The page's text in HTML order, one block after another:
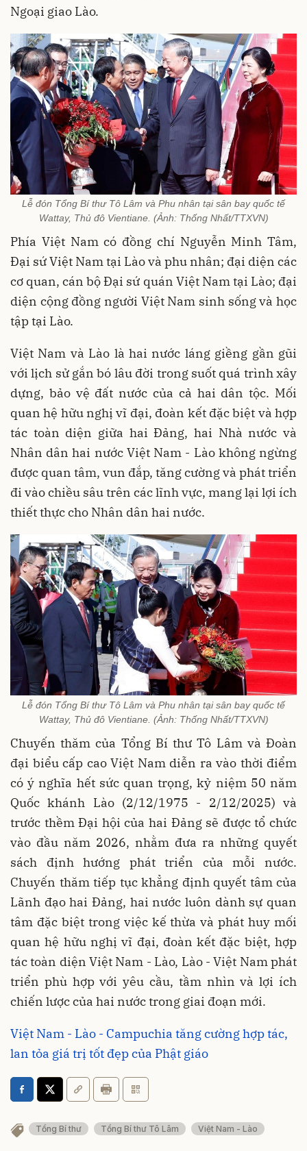
Ngoại giao Lào.
Lễ đón Tổng Bí thư Tô Lâm và Phu nhân tại sân bay quốc tế
Wattay, Thủ đô Vientiane. (Ảnh: Thống Nhất/TTXVN)
Phía Việt Nam có đồng chí Nguyễn Minh Tâm,
Đại sứ Việt Nam tại Lào và phu nhân; đại diện các
cơ quan, cán bộ Đại sứ quán Việt Nam tại Lào; đại
diện cộng đồng người Việt Nam sinh sống và học
tập tại Lào.
Việt Nam và Lào là hai nước láng giềng gần gũi
với lịch sử gắn bó lâu đời trong suốt quá trình xây
dựng, bảo vệ đất nước của cả hai dân tộc. Mối
quan hệ hữu nghị vĩ đại, đoàn kết đặc biệt và hợp
tác toàn diện giữa hai Đảng, hai Nhà nước và
Nhân dân hai nước Việt Nam - Lào không ngừng
được quan tâm, vun đắp, tăng cường và phát triển
đi vào chiều sâu trên các lĩnh vực, mang lại lợi ích
thiết thực cho Nhân dân hai nước.
Lễ đón Tổng Bí thư Tô Lâm và Phu nhân tại sân bay quốc tế
Wattay, Thủ đô Vientiane. (Ảnh: Thống Nhất/TTXVN)
Chuyến thăm của Tổng Bí thư Tô Lâm và Đoàn
đại biểu cấp cao Việt Nam diễn ra vào thời điểm
có ý nghĩa hết sức quan trọng, kỷ niệm 50 năm
Quốc khánh Lào (2/12/1975 - 2/12/2025) và
trước thềm Đại hội của hai Đảng sẽ được tổ chức
vào đầu năm 2026, nhằm đưa ra những quyết
sách định hướng phát triển của mỗi nước.
Chuyến thăm tiếp tục khẳng định quyết tâm của
Lãnh đạo hai Đảng, hai nước luôn dành sự quan
tâm đặc biệt trong việc kế thừa và phát huy mối
quan hệ hữu nghị vĩ đại, đoàn kết đặc biệt, hợp
tác toàn diện Việt Nam - Lào, Lào - Việt Nam phát
triển phù hợp với yêu cầu, tầm nhìn và lợi ích
chiến lược của hai nước trong giai đoạn mới.
Việt Nam - Lào - Campuchia tăng cường hợp tác,
lan tỏa giá trị tốt đẹp của Phật giáo
Tổng Bí thư Tổng Bí thư Tô Lâm Việt Nam - Lào